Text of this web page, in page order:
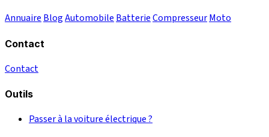
Annuaire BlogAutomobile BatterieCompresseurMoto
Contact
Contact
Outils
Passer à la voiture électrique ?